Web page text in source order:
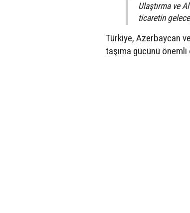
Ulaştırma ve
ticaretin
Türkiye, Azerbaycan
taşıma gücünü önemli